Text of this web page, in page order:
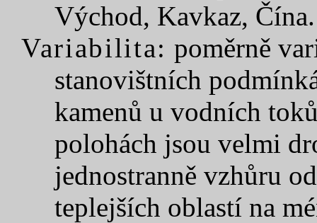
Východ, Kavkaz, Čína.
Variabilita: poměrně
stanovištních
kamenů u vodních
polohách jsou velmi
jednostranně vzhůru
teplejších oblastí na